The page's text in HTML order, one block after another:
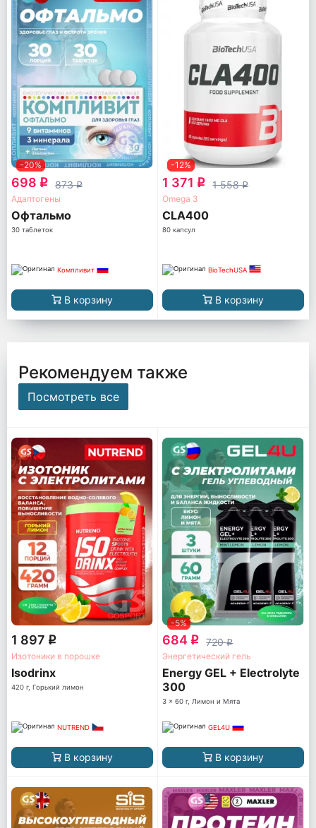
-20%
698 q 873q
Адаптогены
Офтальмо
30 таблеток
Компливит
В корзину
-12%
1 371 q 1 558q
Omega 3
CLA400
80 капсул
BioTechUSA
В корзину
Рекомендуем также
Посмотреть все
1 897 q
Изотоники в порошке
Isodrinx
420 г, Горький лимон
NUTREND
В корзину
-5%
684 q 720q
Энергетический гель
Energy GEL + Electrolyte
300
3 x 60 г, Лимон и Мята
GEL4U
В корзину